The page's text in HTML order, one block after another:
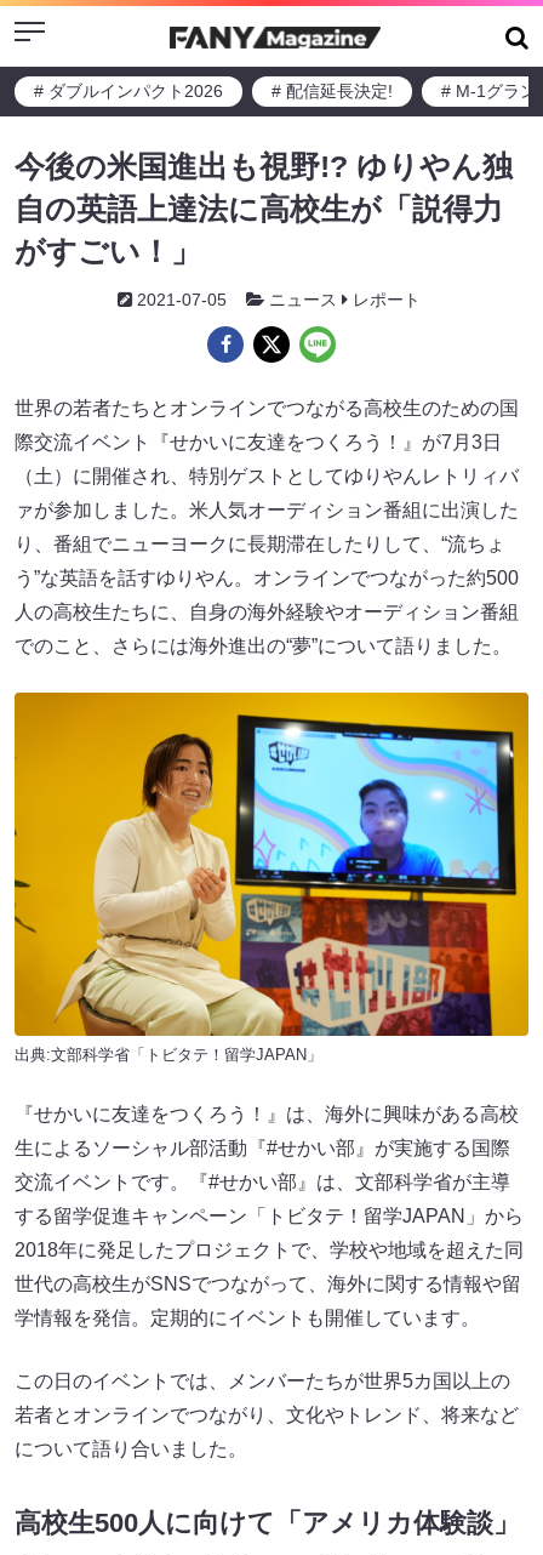
Menu
# ダブルインパクト2026 # 配信延長決定! # M-1グラン
今後の米国進出も視野!? ゆりやん独
自の英語上達法に高校生が「説得力
がすごい！」
2021-07-05 ニュース レポート
世界の若者たちとオンラインでつながる高校生のための国
際交流イベント『せかいに友達をつくろう！』が7月3日
（土）に開催され、特別ゲストとしてゆりやんレトリィバ
ァが参加しました。米人気オーディション番組に出演した
り、番組でニューヨークに長期滞在したりして、“流ちょ
う”な英語を話すゆりやん。オンラインでつながった約500
人の高校生たちに、自身の海外経験やオーディション番組
でのこと、さらには海外進出の“夢”について語りました。
出典:文部科学省「トビタテ！留学JAPAN」
『せかいに友達をつくろう！』は、海外に興味がある高校
生によるソーシャル部活動『#せかい部』が実施する国際
交流イベントです。『#せかい部』は、文部科学省が主導
する留学促進キャンペーン「トビタテ！留学JAPAN」から
2018年に発足したプロジェクトで、学校や地域を超えた同
世代の高校生がSNSでつながって、海外に関する情報や留
学情報を発信。定期的にイベントも開催しています。
この日のイベントでは、メンバーたちが世界5カ国以上の
若者とオンラインでつながり、文化やトレンド、将来など
について語り合いました。
高校生500人に向けて「アメリカ体験談」